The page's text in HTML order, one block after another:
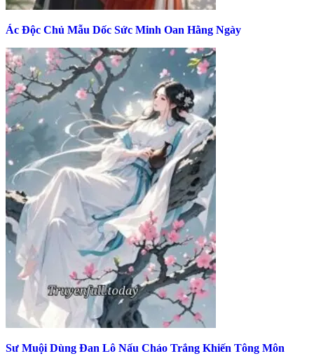
Ác Độc Chủ Mẫu Dốc Sức Minh Oan Hằng Ngày
Sư Muội Dùng Đan Lô Nấu Cháo Trắng Khiến Tông Môn